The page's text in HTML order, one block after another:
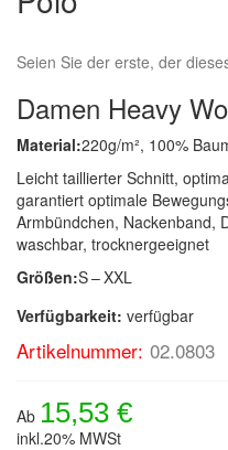
Seien Sie der erste, der
Damen Heavy
Material:220g/m², 100%
Leicht taillierter Schnitt,
garantiert optimale
Armbündchen, Nackenband,
waschbar, trocknergeeignet
Größen:S – XXL
Verfügbarkeit: verfügbar
Artikelnummer: 02.0803
Ab 15,53 €
inkl.20% MWSt